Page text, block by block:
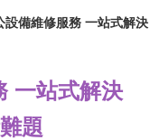
設備維修服務 一站式解決
一站式解決
題